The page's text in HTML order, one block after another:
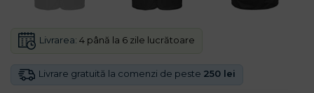
Livrare gratuită la comenzi de peste 250 lei
Livrarea: 4 până la 6 zile lucrătoare